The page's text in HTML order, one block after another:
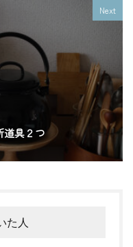
Next
道具２つ
た人